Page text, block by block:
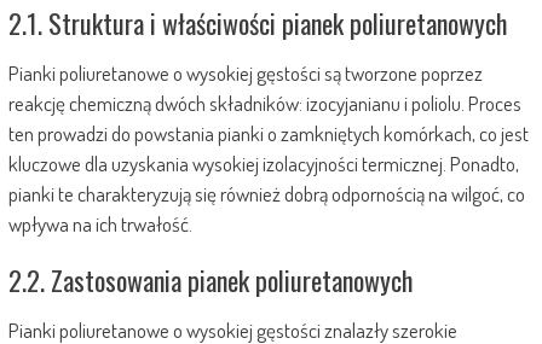
2.1. Struktura i właściwości pianek poliuretanowych
Pianki poliuretanowe o wysokiej gęstości są tworzone poprzez
reakcję chemiczną dwóch składników: izocyjanianu i poliolu. Proces
ten prowadzi do powstania pianki o zamkniętych komórkach, co jest
kluczowe dla uzyskania wysokiej izolacyjności termicznej. Ponadto,
pianki te charakteryzują się również dobrą odpornością na wilgoć, co
wpływa na ich trwałość.
2.2. Zastosowania pianek poliuretanowych
Pianki poliuretanowe o wysokiej gęstości znalazły szerokie